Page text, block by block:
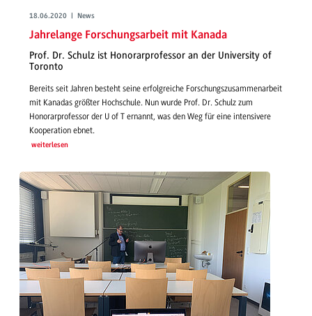
18.06.2020 | News
Jahrelange Forschungsarbeit mit Kanada
Prof. Dr. Schulz ist Honorarprofessor an der University of
Toronto
Bereits seit Jahren besteht seine erfolgreiche Forschungszusammenarbeit
mit Kanadas größter Hochschule. Nun wurde Prof. Dr. Schulz zum
Honorarprofessor der U of T ernannt, was den Weg für eine intensivere
Kooperation ebnet.
weiterlesen